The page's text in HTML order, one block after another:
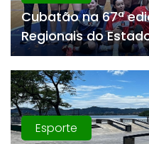
Cubatão na 67ª
Regionais do
Esporte